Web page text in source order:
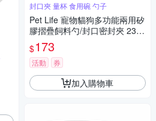
封口夾 量杯 食用碗 勺子
Pet Life 寵物貓狗多功能兩用矽
膠摺疊飼料勺/封口密封夾 237
ml
$173
活動 券
加入購物車